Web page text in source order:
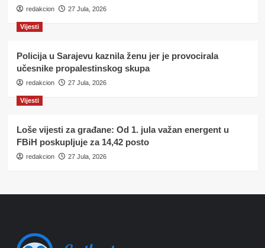
redakcion 27 Jula, 2026
Vijesti
Policija u Sarajevu kaznila ženu jer je provocirala
učesnike propalestinskog skupa
redakcion 27 Jula, 2026
Vijesti
Loše vijesti za građane: Od 1. jula važan energent u
FBiH poskupljuje za 14,42 posto
redakcion 27 Jula, 2026